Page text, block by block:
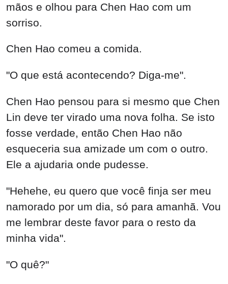
mãos e olhou para Chen Hao com um
sorriso.
Chen Hao comeu a comida.
"O que está acontecendo? Diga-me".
Chen Hao pensou para si mesmo que Chen
Lin deve ter virado uma nova folha. Se isto
fosse verdade, então Chen Hao não
esqueceria sua amizade um com o outro.
Ele a ajudaria onde pudesse.
"Hehehe, eu quero que você finja ser meu
namorado por um dia, só para amanhã. Vou
me lembrar deste favor para o resto da
minha vida".
"O quê?"